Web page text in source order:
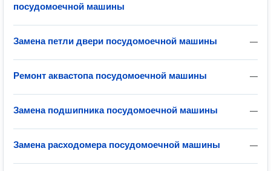
посудомоечной машины
—
Замена петли двери посудомоечной машины
—
Ремонт аквастопа посудомоечной машины
—
Замена подшипника посудомоечной машины
—
Замена расходомера посудомоечной машины